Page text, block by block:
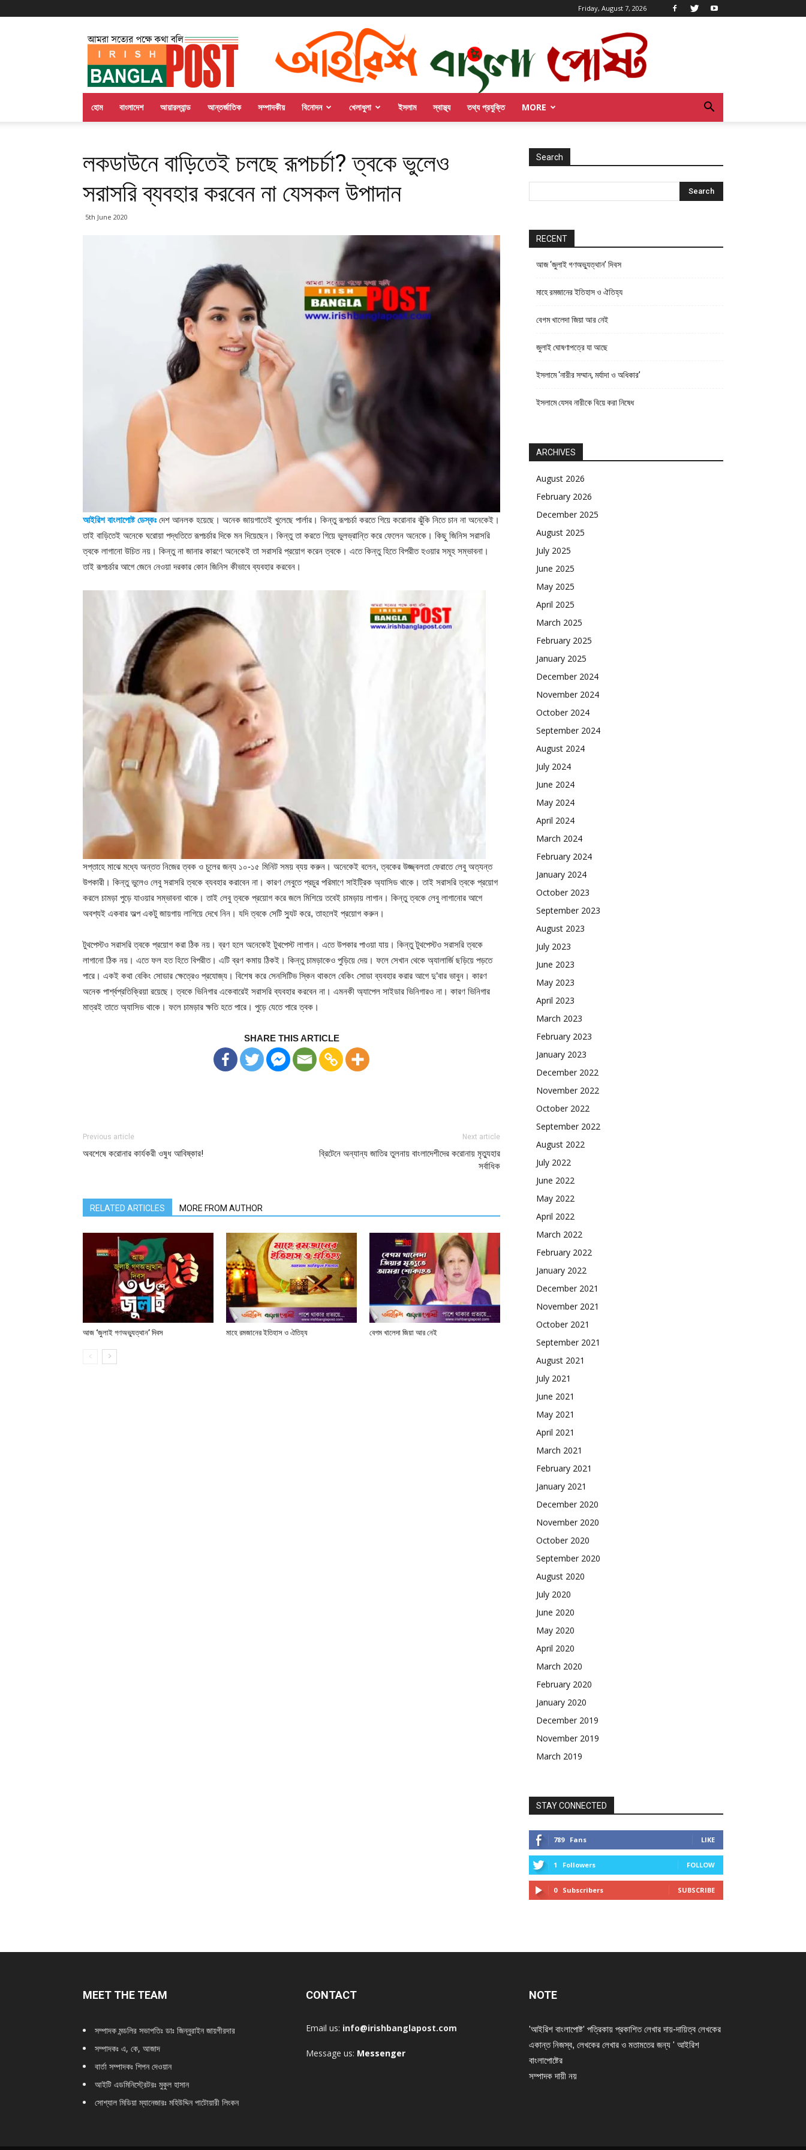
Friday, August 7, 2026
Irish
Bangla
Post
হোম বাংলাদেশ আয়ারল্যান্ড আন্তর্জাতিক সম্পাদকীয় বিনোদন খেলাধুলা ইসলাম স্বাস্থ্য তথ্য প্রযুক্তি MORE
লকডাউনে বাড়িতেই চলছে রূপচর্চা? ত্বকে ভুলেও
সরাসরি ব্যবহার করবেন না যেসকল উপাদান
5th June 2020
আইরিশ বাংলাপোষ্ট ডেস্কঃ দেশ আনলক হয়েছে। অনেক জায়গাতেই খুলেছে পার্লার। কিন্তু রূপচর্চা করতে গিয়ে করোনার ঝুঁকি নিতে চান না অনেকেই।
তাই বাড়িতেই অনেকে ঘরোয়া পদ্ধতিতে রূপচর্চার দিকে মন দিয়েছেন। কিন্তু তা করতে গিয়ে ভুলভ্রান্তি করে ফেলেন অনেকে। কিছু জিনিস সরাসরি
ত্বকে লাগানো উচিত নয়। কিন্তু না জানার কারণে অনেকেই তা সরাসরি প্রয়োগ করেন ত্বকে। এতে কিন্তু হিতে বিপরীত হওয়ার সমূহ সম্ভাবনা।
তাই রূপচর্চার আগে জেনে নেওয়া দরকার কোন জিনিস কীভাবে ব্যবহার করবেন।
সপ্তাহে মাঝে মধ্যে অন্তত নিজের ত্বক ও চুলের জন্য ১০-১৫ মিনিট সময় ব্যয় করুন। অনেকেই বলেন, ত্বকের উজ্জ্বলতা ফেরাতে লেবু অত্যন্ত
উপকারী। কিন্তু ভুলেও লেবু সরাসরি ত্বকে ব্যবহার করাবেন না। কারণ লেবুতে প্রচুর পরিমাণে সাইট্রিক অ্যাসিড থাকে। তাই সরাসরি ত্বকে প্রয়োগ
করলে চামড়া পুড়ে যাওয়ার সম্ভাবনা থাকে। তাই লেবু ত্বকে প্রয়োগ করে জলে মিশিয়ে তবেই চামড়ায় লাগান। কিন্তু ত্বকে লেবু লাগানোর আগে
অবশ্যই একবার অল্প একটু জায়গায় লাগিয়ে দেখে নিন। যদি ত্বকে সেটি স্যুট করে, তাহলেই প্রয়োগ করুন।
টুথপেস্টও সরাসরি ত্বকে প্রয়োগ করা ঠিক নয়। ব্রণ হলে অনেকেই টুথপেস্ট লাগান। এতে উপকার পাওয়া যায়। কিন্তু টুথপেস্টও সরাসরি ত্বকে
লাগানো ঠিক নয়। এতে ফল হত হিতে বিপরীত। এটি ব্রণ কমায় ঠিকই। কিন্তু চামড়াকেও পুড়িয়ে দেয়। ফলে সেখান থেকে অ্যালার্জি ছড়িয়ে পড়তে
পারে। একই কথা বেকিং সোডার ক্ষেত্রেও প্রযোজ্য। বিশেষ করে সেনসিটিভ স্কিন থাকলে বেকিং সোডা ব্যবহার করার আগে দু’বার ভাবুন। কারণ
অনেক পার্শ্বপ্রতিক্রিয়া রয়েছে। ত্বকে ভিনিগার একেবারেই সরাসরি ব্যবহার করবেন না। এমনকী অ্যাপেল সাইডার ভিনিগারও না। কারণ ভিনিগার
মাত্রই তাতে অ্যাসিড থাকে। ফলে চামড়ার ক্ষতি হতে পারে। পুড়ে যেতে পারে ত্বক।
SHARE THIS ARTICLE
Previous article
অবশেষে করোনার কার্যকরী ওষুধ আবিষ্কার!
Next article
ব্রিটেনে অন্যান্য জাতির তুলনায় বাংলাদেশীদের করোনায় মৃত্যুহার
সর্বাধিক
RELATED ARTICLES MORE FROM AUTHOR
আজ ‘জুলাই গণঅভ্যুত্থান’ দিবস মাহে রমজানের ইতিহাস ও ঐতিহ্য বেগম খালেদা জিয়া আর নেই
Search
RECENT
আজ ‘জুলাই গণঅভ্যুত্থান’ দিবস
মাহে রমজানের ইতিহাস ও ঐতিহ্য
বেগম খালেদা জিয়া আর নেই
জুলাই ঘোষণাপত্রে যা আছে
ইসলামে ‘নারীর সম্মান, মর্যাদা ও অধিকার’
ইসলামে যেসব নারীকে বিয়ে করা নিষেধ
ARCHIVES
August 2026
February 2026
December 2025
August 2025
July 2025
June 2025
May 2025
April 2025
March 2025
February 2025
January 2025
December 2024
November 2024
October 2024
September 2024
August 2024
July 2024
June 2024
May 2024
April 2024
March 2024
February 2024
January 2024
October 2023
September 2023
August 2023
July 2023
June 2023
May 2023
April 2023
March 2023
February 2023
January 2023
December 2022
November 2022
October 2022
September 2022
August 2022
July 2022
June 2022
May 2022
April 2022
March 2022
February 2022
January 2022
December 2021
November 2021
October 2021
September 2021
August 2021
July 2021
June 2021
May 2021
April 2021
March 2021
February 2021
January 2021
December 2020
November 2020
October 2020
September 2020
August 2020
July 2020
June 2020
May 2020
April 2020
March 2020
February 2020
January 2020
December 2019
November 2019
March 2019
STAY CONNECTED
789 Fans LIKE
1 Followers FOLLOW
0 Subscribers SUBSCRIBE
MEET THE TEAM
সম্পাদক মন্ডলির সভাপতিঃ ডাঃ জিন্নুরাইন জায়গীরদার
সম্পাদকঃ এ, কে, আজাদ
বার্তা সম্পাদকঃ শিপন দেওয়ান
আইটি এডমিনিস্ট্রেটরঃ মুকুল হাসান
সোশ্যাল মিডিয়া ম্যানেজারঃ মহিউদ্দিন পাটোয়ারী লিংকন
CONTACT
Email us: info@irishbanglapost.com
Message us: Messenger
NOTE
'আইরিশ বাংলাপোষ্ট' পত্রিকায় প্রকাশিত লেখার দায়-দায়িত্ব লেখকের
একান্ত নিজস্ব, লেখকের লেখার ও মতামতের জন্য ' আইরিশ
বাংলাপোষ্টের
সম্পাদক দায়ী নয়